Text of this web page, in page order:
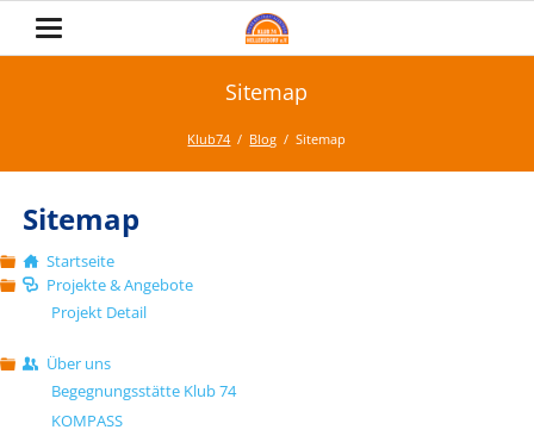
Sitemap
Klub74 Blog Sitemap
Sitemap
Startseite
Projekte & Angebote
Projekt Detail
Über uns
Begegnungsstätte Klub 74
KOMPASS